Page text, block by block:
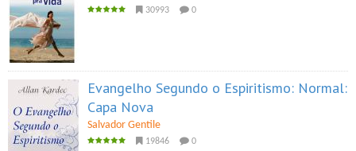
30993 0
Evangelho Segundo o Espiritismo: Normal:
Capa Nova
Salvador Gentile
19846 0